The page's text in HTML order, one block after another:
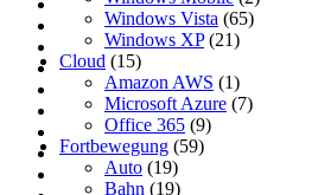
Windows Vista (65)
Windows XP(21)
Cloud (15)
Amazon AWS (1)
Microsoft Azure (7)
Office 365 (9)
Fortbewegung (59)
Auto (19)
Bahn (19)